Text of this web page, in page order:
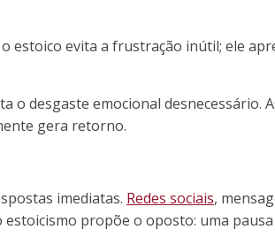
estoico evita a frustração inútil; ele
o desgaste emocional desnecessário.
gera retorno.
imediatas. Redes sociais,
propõe o oposto: uma pausa